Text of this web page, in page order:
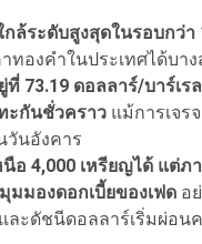
ล้ระดับสูงสุดในรอบกว่
ทองคําในประเทศได้บา
73.19 ดอลลาร์/บาร์เร
ะกันชั่วคราว แม้การเจร
วันอังคาร
อ 4,000 เหรียญได้ แต่
มองดอกเบี้ยของเฟด อ
ละดัชนีดอลลาร์เริ่มผ่อ